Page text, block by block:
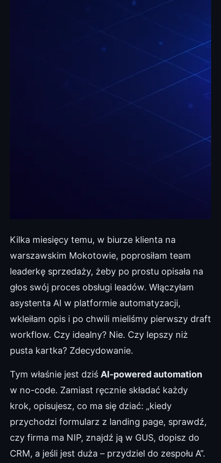
Kilka miesięcy temu, w biurze klienta na
warszawskim Mokotowie, poprosiłam team
leaderkę sprzedaży, żeby po prostu opisała na
głos swój proces obsługi leadów. Włączyłam
asystenta AI w platformie automatyzacji,
wkleiłam opis i po chwili mieliśmy pierwszy draft
workflow. Czy idealny? Nie. Czy lepszy niż
pusta kartka? Zdecydowanie.
Tym właśnie jest dziś AI-powered automation
w no-code. Zamiast ręcznie składać każdy
krok, opisujesz, co ma się dziać: „kiedy
przychodzi formularz z landing page, sprawdź,
czy firma ma NIP, znajdź ją w GUS, dopisz do
CRM, a jeśli jest duża – przydziel do zespołu A”.